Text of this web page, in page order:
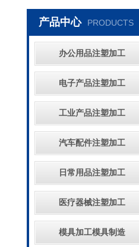
产品中心 PRODUCTS
办公用品注塑加工
电子产品注塑加工
工业产品注塑加工
汽车配件注塑加工
日常用品注塑加工
医疗器械注塑加工
模具加工模具制造